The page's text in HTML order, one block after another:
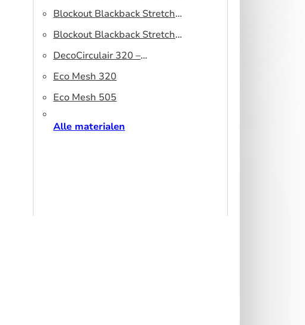
Lichtblokkerend peesdoek
Blockout Blackback Stretch
320 DS – Lichtblokkerend
peesdoek
Blockout Blackback Stretch
500 DS – Lichtblokkerend
peesdoek
DecoCirculair 320 –
Gerecycled polyester
Eco Mesh 320
Eco Mesh 505
Alle materialen